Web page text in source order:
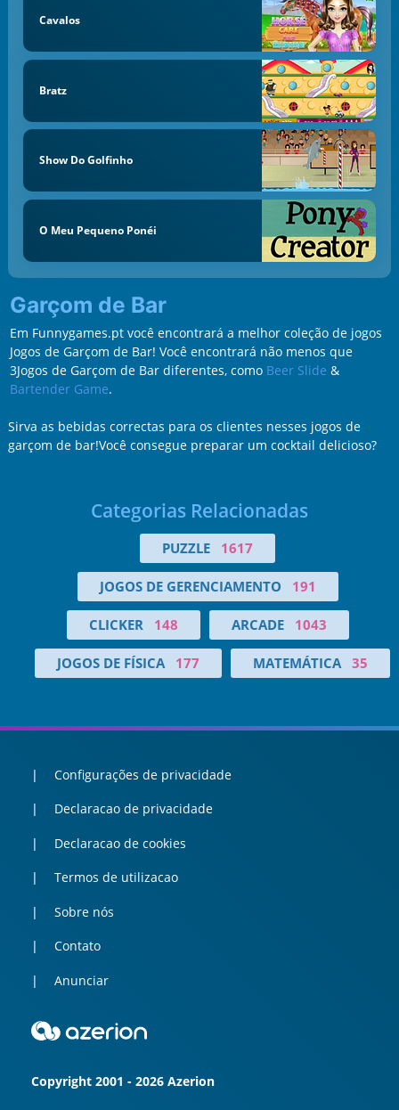
Cavalos
Bratz
Show Do Golfinho
O Meu Pequeno Ponéi
Garçom de Bar
Em Funnygames.pt você encontrará a melhor coleção de jogos
Jogos de Garçom de Bar! Você encontrará não menos que
3Jogos de Garçom de Bar diferentes, como Beer Slide &
Bartender Game.
Sirva as bebidas correctas para os clientes nesses jogos de
garçom de bar!Você consegue preparar um cocktail delicioso?
Categorias Relacionadas
PUZZLE 1617
JOGOS DE GERENCIAMENTO 191
CLICKER 148 ARCADE 1043
JOGOS DE FÍSICA 177 MATEMÁTICA 35
Configurações de privacidade
Declaracao de privacidade
Declaracao de cookies
Termos de utilizacao
Sobre nós
Contato
Anunciar
Copyright 2001 - 2026 Azerion